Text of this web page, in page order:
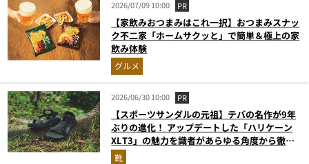
2026/07/09 10:00 PR
【家飲みおつまみはこれ一択】おつまみスナッ
ク不二家「ホームサクッと」で簡単＆極上の家
飲み体験
グルメ
2026/06/30 10:00 PR
【スポーツサンダルの元祖】テバの名作が9年
ぶりの進化！ アップデートした「ハリケーン
XLT3」の魅力を識者があらゆる角度から徹底
解説！
靴